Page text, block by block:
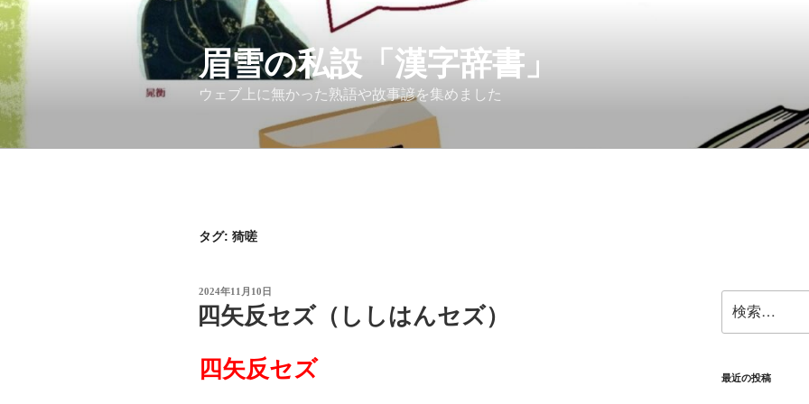
コ
ン
テ
ン
ツ
へ
眉雪の私設「漢字辞書」
ウェブ上に無かった熟語や故事諺を集めました
タグ: 猗嗟
投
稿
日:
2024年11月10日
四矢反セズ（ししはんセズ）
四矢反セズ
索:
最近の投稿